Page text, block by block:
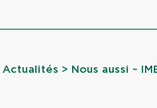
Actualités > Nous aussi –